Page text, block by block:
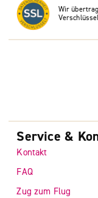
Wir
Service &
Kontakt
FAQ
Zug zum Flug